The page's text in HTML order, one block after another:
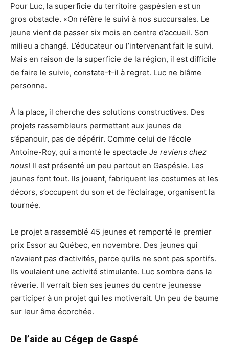
Pour Luc, la superficie du territoire gaspésien est un
gros obstacle. «On réfère le suivi à nos succursales. Le
jeune vient de passer six mois en centre d’accueil. Son
milieu a changé. L’éducateur ou l’intervenant fait le suivi.
Mais en raison de la superficie de la région, il est difficile
de faire le suivi», constate-t-il à regret. Luc ne blâme
personne.
À la place, il cherche des solutions constructives. Des
projets rassembleurs permettant aux jeunes de
s’épanouir, pas de dépérir. Comme celui de l’école
Antoine-Roy, qui a monté le spectacle Je reviens chez
nous! Il est présenté un peu partout en Gaspésie. Les
jeunes font tout. Ils jouent, fabriquent les costumes et les
décors, s’occupent du son et de l’éclairage, organisent la
tournée.
Le projet a rassemblé 45 jeunes et remporté le premier
prix Essor au Québec, en novembre. Des jeunes qui
n’avaient pas d’activités, parce qu’ils ne sont pas sportifs.
Ils voulaient une activité stimulante. Luc sombre dans la
rêverie. Il verrait bien ses jeunes du centre jeunesse
participer à un projet qui les motiverait. Un peu de baume
sur leur âme écorchée.
De l’aide au Cégep de Gaspé